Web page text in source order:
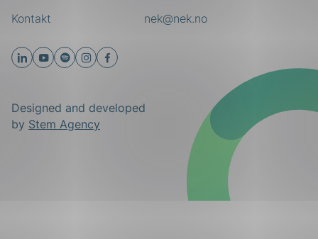
nek@nek.no
Kontakt
Designed and developed
by Stem Agency